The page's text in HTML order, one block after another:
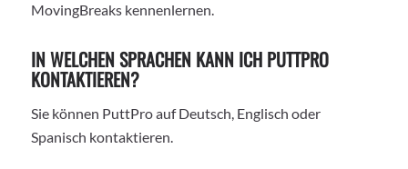
MovingBreaks kennenlernen.
IN WELCHEN SPRACHEN KANN ICH PUTTPRO
KONTAKTIEREN?
Sie können PuttPro auf Deutsch, Englisch oder
Spanisch kontaktieren.